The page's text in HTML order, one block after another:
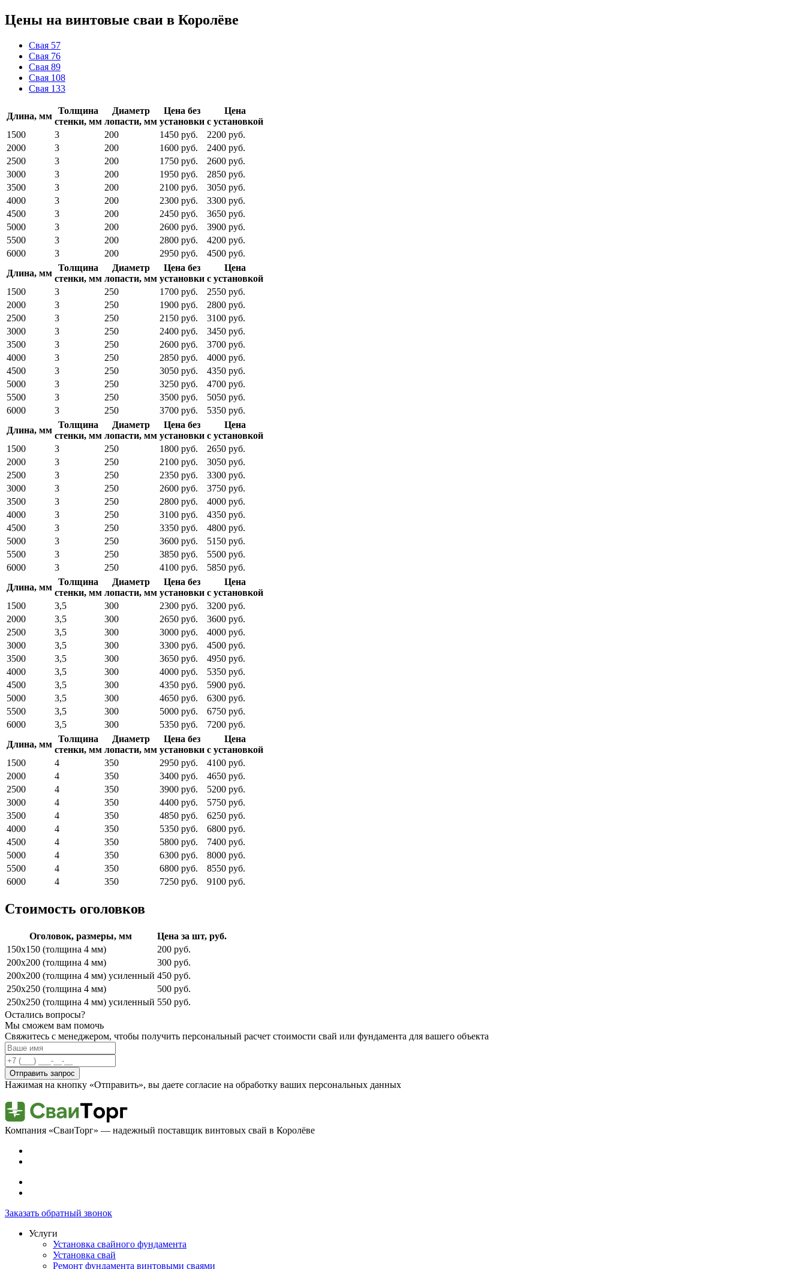
Цены на винтовые сваи в Королёве
Свая 57
Свая 76
Свая 89
Свая 108
Свая 133
Длина, мм
Толщина
стенки, мм
Диаметр
лопасти, мм
Цена без
установки
Цена
с установкой
1500
3 200 1450 руб.
2200 руб.
2000
3 200 1600 руб.
2400 руб.
2500
3 200 1750 руб.
2600 руб.
3000
3 200 1950 руб.
2850 руб.
3500
3 200 2100 руб.
3050 руб.
4000
3 200 2300 руб.
3300 руб.
4500
3 200 2450 руб.
3650 руб.
5000
3 200 2600 руб.
3900 руб.
5500
3 200 2800 руб.
4200 руб.
6000
3 200 2950 руб.
4500 руб.
Длина, мм
Толщина
стенки, мм
Диаметр
лопасти, мм
Цена без
установки
Цена
с установкой
1500
3 250 1700 руб.
2550 руб.
2000
3 250 1900 руб.
2800 руб.
2500
3 250 2150 руб.
3100 руб.
3000
3 250 2400 руб.
3450 руб.
3500
3 250 2600 руб.
3700 руб.
4000
3 250 2850 руб.
4000 руб.
4500
3 250 3050 руб.
4350 руб.
5000
3 250 3250 руб.
4700 руб.
5500
3 250 3500 руб.
5050 руб.
6000
3 250 3700 руб.
5350 руб.
Длина, мм
Толщина
стенки, мм
Диаметр
лопасти, мм
Цена без
установки
Цена
с установкой
1500
3 250 1800 руб.
2650 руб.
2000
3 250 2100 руб.
3050 руб.
2500
3 250 2350 руб.
3300 руб.
3000
3 250 2600 руб.
3750 руб.
3500
3 250 2800 руб.
4000 руб.
4000
3 250 3100 руб.
4350 руб.
4500
3 250 3350 руб.
4800 руб.
5000
3 250 3600 руб.
5150 руб.
5500
3 250 3850 руб.
5500 руб.
6000
3 250 4100 руб.
5850 руб.
Длина, мм
Толщина
стенки, мм
Диаметр
лопасти, мм
Цена без
установки
Цена
с установкой
1500
3,5 300 2300 руб.
3200 руб.
2000
3,5 300 2650 руб.
3600 руб.
2500
3,5 300 3000 руб.
4000 руб.
3000
3,5 300 3300 руб.
4500 руб.
3500
3,5 300 3650 руб.
4950 руб.
4000
3,5 300 4000 руб.
5350 руб.
4500
3,5 300 4350 руб.
5900 руб.
5000
3,5 300 4650 руб.
6300 руб.
5500
3,5 300 5000 руб.
6750 руб.
6000
3,5 300 5350 руб.
7200 руб.
Длина, мм
Толщина
стенки, мм
Диаметр
лопасти, мм
Цена без
установки
Цена
с установкой
1500
4 350 2950 руб.
4100 руб.
2000
4 350 3400 руб.
4650 руб.
2500
4 350 3900 руб.
5200 руб.
3000
4 350 4400 руб.
5750 руб.
3500
4 350 4850 руб.
6250 руб.
4000
4 350 5350 руб.
6800 руб.
4500
4 350 5800 руб.
7400 руб.
5000
4 350 6300 руб.
8000 руб.
5500
4 350 6800 руб.
8550 руб.
6000
4 350 7250 руб. 9100 руб.
Стоимость оголовков
Оголовок, размеры, мм
Цена за шт, руб.
150х150 (толщина 4 мм)
200 руб.
200х200 (толщина 4 мм)
300 руб.
200х200 (толщина 4 мм) усиленный 450 руб.
250х250 (толщина 4 мм)
500 руб.
250х250 (толщина 4 мм) усиленный 550 руб.
Остались вопросы?
Мы сможем вам помочь
Свяжитесь с менеджером, чтобы получить персональный расчет стоимости свай или фундамента для вашего объекта
Отправить запрос
Нажимая на кнопку «Отправить», вы даете согласие на обработку ваших персональных данных
Компания «СваиТорг» — надежный поставщик винтовых свай в Королёве
Заказать обратный звонок
Услуги
Установка свайного фундамента
Установка свай
Ремонт фундамента винтовыми сваями